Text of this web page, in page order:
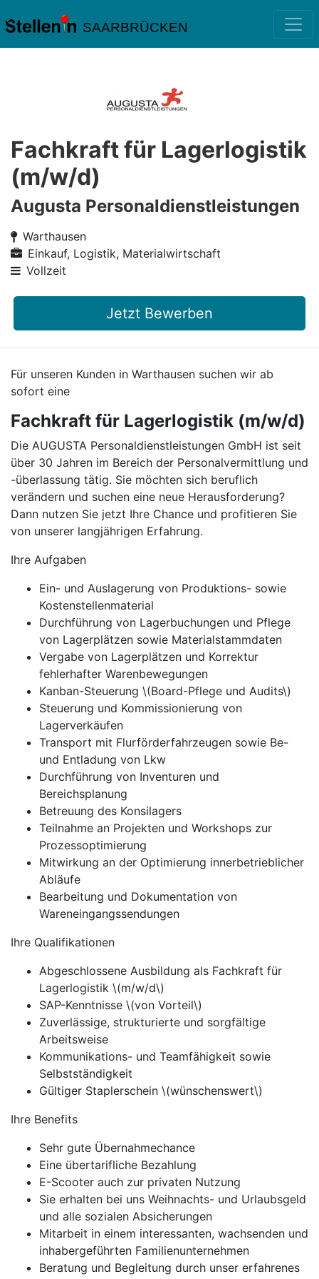
SAARBRÜCKEN
Fachkraft für Lagerlogistik
(m/w/d)
Augusta Personaldienstleistungen
Warthausen
Einkauf, Logistik, Materialwirtschaft
Vollzeit
Jetzt Bewerben
Für unseren Kunden in Warthausen suchen wir ab
sofort eine
Fachkraft für Lagerlogistik (m/w/d)
Die AUGUSTA Personaldienstleistungen GmbH ist seit
über 30 Jahren im Bereich der Personalvermittlung und
-überlassung tätig. Sie möchten sich beruflich
verändern und suchen eine neue Herausforderung?
Dann nutzen Sie jetzt Ihre Chance und profitieren Sie
von unserer langjährigen Erfahrung.
Ihre Aufgaben
Ein- und Auslagerung von Produktions- sowie
Kostenstellenmaterial
Durchführung von Lagerbuchungen und Pflege
von Lagerplätzen sowie Materialstammdaten
Vergabe von Lagerplätzen und Korrektur
fehlerhafter Warenbewegungen
Kanban-Steuerung \(Board-Pflege und Audits\)
Steuerung und Kommissionierung von
Lagerverkäufen
Transport mit Flurförderfahrzeugen sowie Be-
und Entladung von Lkw
Durchführung von Inventuren und
Bereichsplanung
Betreuung des Konsilagers
Teilnahme an Projekten und Workshops zur
Prozessoptimierung
Mitwirkung an der Optimierung innerbetrieblicher
Abläufe
Bearbeitung und Dokumentation von
Wareneingangssendungen
Ihre Qualifikationen
Abgeschlossene Ausbildung als Fachkraft für
Lagerlogistik \(m/w/d\)
SAP-Kenntnisse \(von Vorteil\)
Zuverlässige, strukturierte und sorgfältige
Arbeitsweise
Kommunikations- und Teamfähigkeit sowie
Selbstständigkeit
Gültiger Staplerschein \(wünschenswert\)
Ihre Benefits
Sehr gute Übernahmechance
Eine übertarifliche Bezahlung
E-Scooter auch zur privaten Nutzung
Sie erhalten bei uns Weihnachts- und Urlaubsgeld
und alle sozialen Absicherungen
Mitarbeit in einem interessanten, wachsenden und
inhabergeführten Familienunternehmen
Beratung und Begleitung durch unser erfahrenes